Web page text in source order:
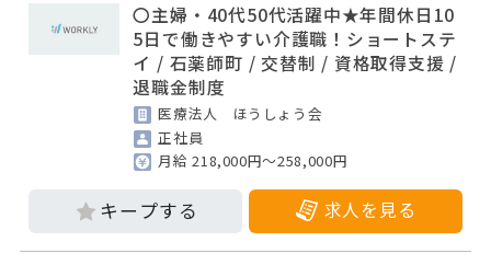
〇主婦・40代50代活躍中★年間休日10
5日で働きやすい介護職！ショートステ
イ / 石薬師町 / 交替制 / 資格取得支援 /
退職金制度
医療法人 ほうしょう会
正社員
月給 218,000円～258,000円
求人を見る